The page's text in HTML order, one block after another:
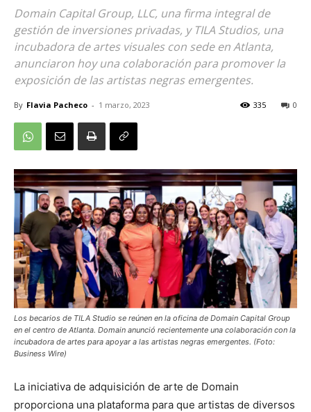
Domain Capital Group, LLC, una firma integral de
gestión de inversiones privadas, y TILA Studios, una
incubadora de artes visuales con sede en Atlanta,
anunciaron hoy una colaboración para promover la
exposición de las artistas negras emergentes.
By Flavia Pacheco - 1 marzo, 2023 0
335
Los becarios de TILA Studio se reúnen en la oficina de Domain Capital Group
en el centro de Atlanta. Domain anunció recientemente una colaboración con la
incubadora de artes para apoyar a las artistas negras emergentes. (Foto:
Business Wire)
La iniciativa de adquisición de arte de Domain
proporciona una plataforma para que artistas de diversos